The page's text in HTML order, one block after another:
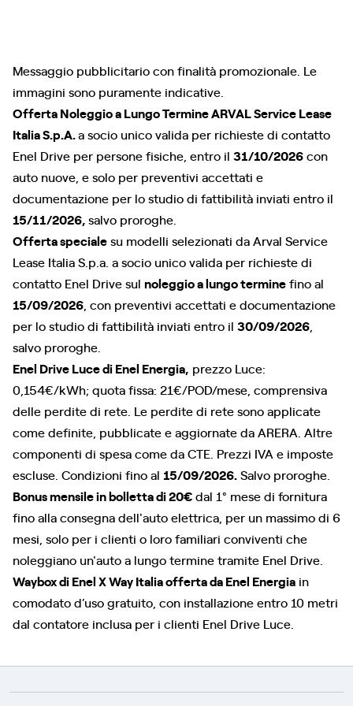
Messaggio pubblicitario con finalità promozionale. Le
immagini sono puramente indicative.
Offerta Noleggio a Lungo Termine ARVAL Service Lease
Italia S.p.A.a socio unico valida per richieste di contatto
Enel Drive per persone fisiche, entro il 31/10/2026con
auto nuove, e solo per preventivi accettati e
documentazione per lo studio di fattibilità inviati entro il
15/11/2026,salvo proroghe.
Offerta specialesu modelli selezionati da Arval Service
Lease Italia S.p.a. a socio unico valida per richieste di
contatto Enel Drive sul noleggio a lungo terminefino al
15/09/2026 , con preventivi accettati e documentazione
per lo studio di fattibilità inviati entro il 30/09/2026
salvo proroghe.
Enel Drive Luce di Enel Energia, prezzo Luce:
0,154€/kWh; quota fissa: 21€/POD/mese, comprensiva
delle perdite di rete. Le perdite di rete sono applicate
come definite, pubblicate e aggiornate da ARERA. Altre
componenti di spesa come da CTE. Prezzi IVA e imposte
escluse. Condizioni fino al 15/09/2026.Salvo proroghe.
Bonus mensile in bolletta di 20€dal 1° mese di fornitura
fino alla consegna dell'auto elettrica, per un massimo di 6
mesi, solo per i clienti o loro familiari conviventi che
noleggiano un'auto a lungo termine tramite Enel Drive.
Waybox di Enel X Way Italia offerta da Enel Energia in
comodato d’uso gratuito, con installazione entro 10 metri
dal contatore inclusa per i clienti Enel Drive Luce.